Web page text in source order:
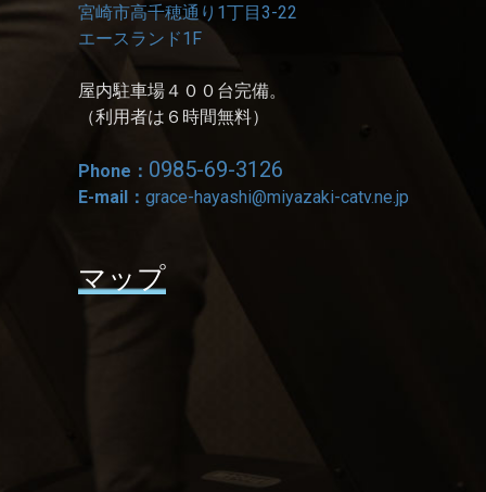
宮崎市高千穂通り1丁目3-22
エースランド1F
屋内駐車場４００台完備。
（利用者は６時間無料）
Phone： 0985-69-3126
E-mail： grace-hayashi@miyazaki-catv.ne.jp
マップ